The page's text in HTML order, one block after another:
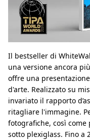
Il bestseller di
una versione ancora
offre una
d'arte. Realizzato su
invariato il rapporto
ritagliare l'immagine.
fotografiche, così
sotto plexiglass. Fino a